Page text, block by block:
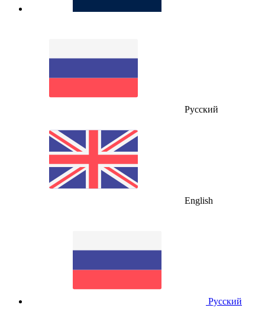
Русский
English
Русский